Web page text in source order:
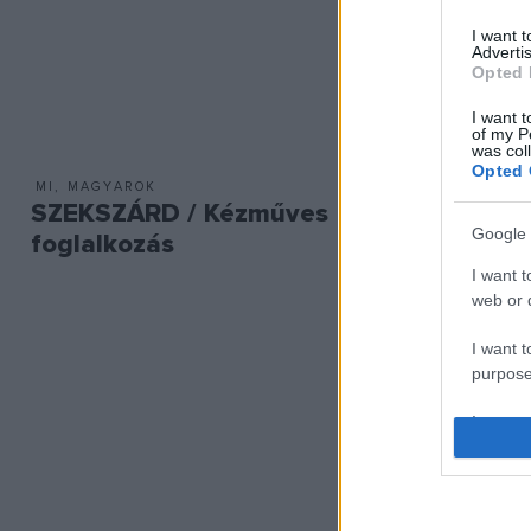
I want
Opted
I want
of my
was
Opted
Google
I want
web or
I want
I want
I want
MI, MAGYAROK
SZEKSZÁRD / Kézműves
foglalkozás
tánca